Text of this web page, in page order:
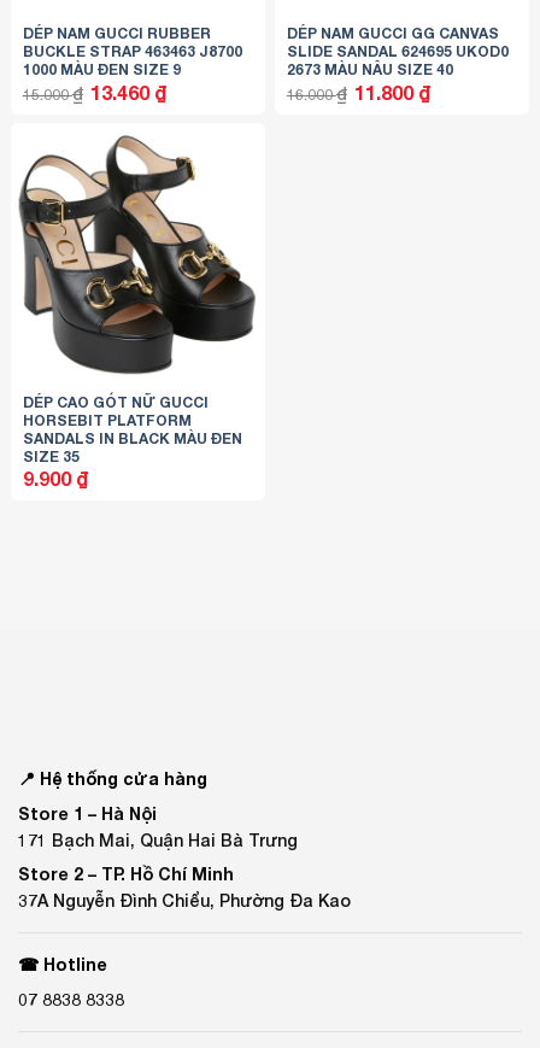
DÉP NAM GUCCI RUBBER
BUCKLE STRAP 463463 J8700
1000 MÀU ĐEN SIZE 9
15.000₫ Giá
gốc
13.460 ₫Giá
hiện
DÉP NAM GUCCI GG CANVAS
SLIDE SANDAL 624695 UKOD0
2673 MÀU NÂU SIZE 40
16.000₫ Giá
gốc
11.800 ₫Giá
hiện
DÉP CAO GÓT NỮ GUCCI
HORSEBIT PLATFORM
SANDALS IN BLACK MÀU ĐEN
SIZE 35
9.900 ₫
📍 Hệ thống cửa hàng
Store 1 – Hà Nội
171 Bạch Mai, Quận Hai Bà Trưng
Store 2 – TP. Hồ Chí Minh
37A Nguyễn Đình Chiểu, Phường Đa Kao
☎ Hotline
07 8838 8338